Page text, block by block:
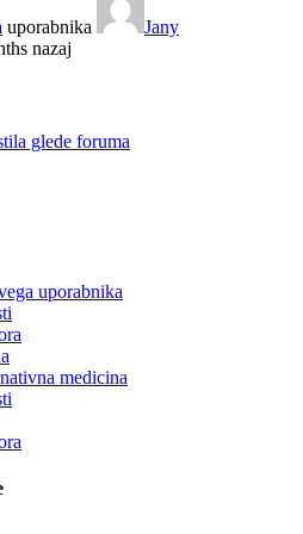
uporabnika
Jany
nazaj
glede foruma
uporabnika
medicina